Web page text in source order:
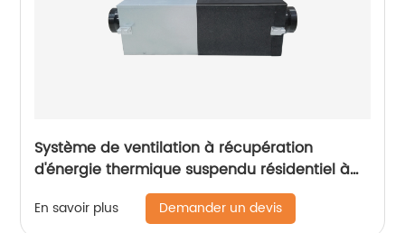
Système de ventilation à récupération
d'énergie thermique suspendu résidentiel à
moteur à courant continu série Slim (VRE 200
~ 400 m3/h)
En savoir plus Demander un devis